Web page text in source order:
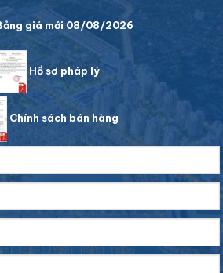
giá mới 08/08/2026
Hồ sơ pháp lý
Chính sách bán hàng